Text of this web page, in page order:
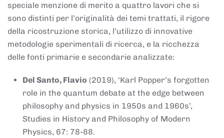
speciale menzione di merito a quattro lavori che si
sono distinti per l’originalità dei temi trattati, il rigore
della ricostruzione storica, l’utilizzo di innovative
metodologie sperimentali di ricerca, e la ricchezza
delle fonti primarie e secondarie analizzate:
Del Santo, Flavio (2019), ‘Karl Popper’s forgotten
role in the quantum debate at the edge between
philosophy and physics in 1950s and 1960s’,
Studies in History and Philosophy of Modern
Physics, 67: 78-88.